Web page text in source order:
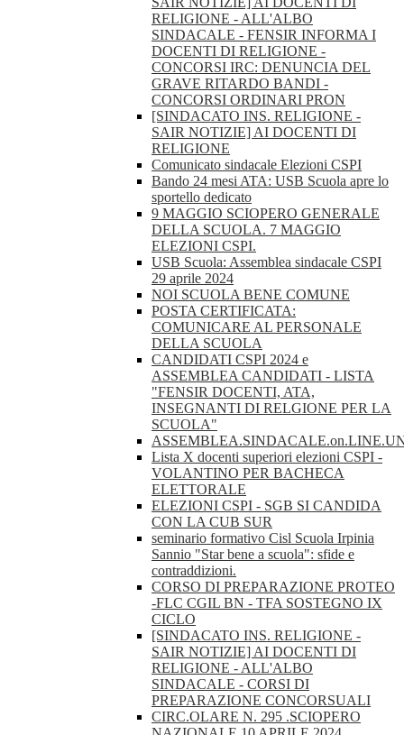
RELIGIONE - ALL'ALBO
SINDACALE - FENSIR INFORMA I
DOCENTI DI RELIGIONE -
CONCORSI IRC: DENUNCIA DEL
GRAVE RITARDO BANDI -
CONCORSI ORDINARI PRON
[SINDACATO INS. RELIGIONE -
SAIR NOTIZIE] AI DOCENTI DI
RELIGIONE
Comunicato sindacale Elezioni CSPI
Bando 24 mesi ATA: USB Scuola apre lo
sportello dedicato
9 MAGGIO SCIOPERO GENERALE
DELLA SCUOLA. 7 MAGGIO
ELEZIONI CSPI.
USB Scuola: Assemblea sindacale CSPI
29 aprile 2024
NOI SCUOLA BENE COMUNE
POSTA CERTIFICATA:
COMUNICARE AL PERSONALE
DELLA SCUOLA
CANDIDATI CSPI 2024 e
ASSEMBLEA CANDIDATI - LISTA
"FENSIR DOCENTI, ATA,
INSEGNANTI DI RELGIONE PER LA
SCUOLA"
Lista X docenti superiori elezioni CSPI -
VOLANTINO PER BACHECA
ELETTORALE
ELEZIONI CSPI - SGB SI CANDIDA
CON LA CUB SUR
seminario formativo Cisl Scuola Irpinia
Sannio "Star bene a scuola": sfide e
contraddizioni.
CORSO DI PREPARAZIONE PROTEO
-FLC CGIL BN - TFA SOSTEGNO IX
CICLO
[SINDACATO INS. RELIGIONE -
SAIR NOTIZIE] AI DOCENTI DI
RELIGIONE - ALL'ALBO
SINDACALE - CORSI DI
PREPARAZIONE CONCORSUALI
CIRC.OLARE N. 295 .SCIOPERO